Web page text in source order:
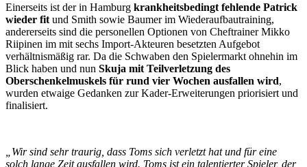
Einerseits ist der in Hamburg krankheitsbedingt fehlende Patrick
wieder fit und Smith sowie Baumer im Wiederaufbautraining,
andererseits sind die personellen Optionen von Cheftrainer Mikko
Riipinen im mit sechs Import-Akteuren besetzten Aufgebot
verhältnismäßig rar. Da die Schwaben den Spielermarkt ohnehin im
Blick haben und nun Skuja mit Teilverletzung des
Oberschenkelmuskels für rund vier Wochen ausfallen wird,
wurden etwaige Gedanken zur Kader-Erweiterungen priorisiert und
finalisiert.
„Wir sind sehr traurig, dass Toms sich verletzt hat und für eine
solch lange Zeit ausfallen wird. Toms ist ein talentierter Spieler, der